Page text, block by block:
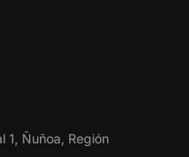
1, Ñuñoa, Región